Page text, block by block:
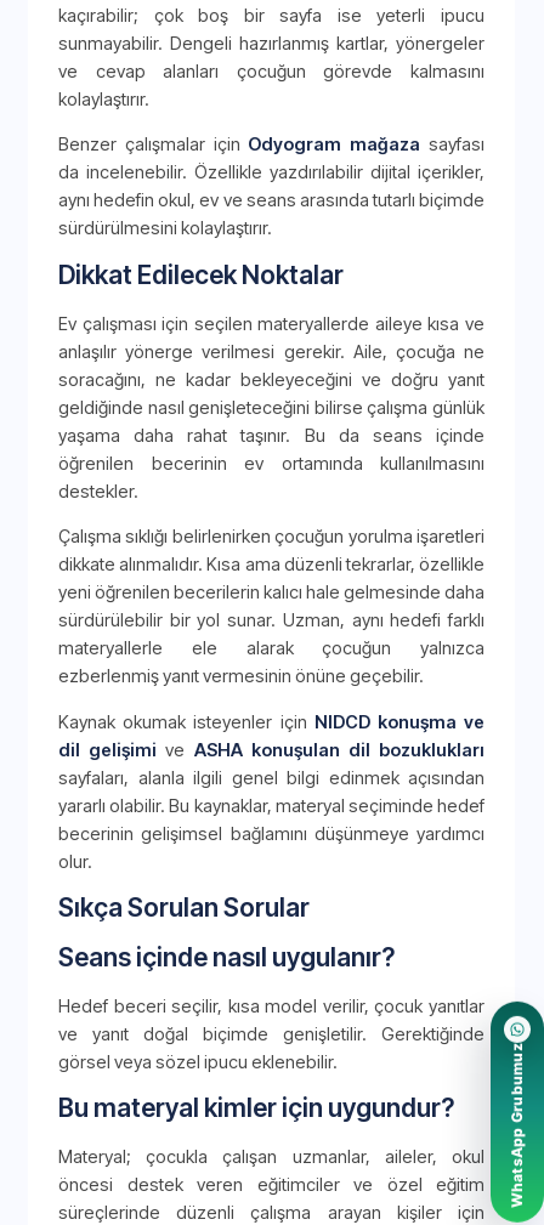
kaçırabilir; çok boş bir sayfa ise yeterli ipucu
sunmayabilir. Dengeli hazırlanmış kartlar, yönergeler
ve cevap alanları çocuğun görevde kalmasını
kolaylaştırır.
Benzer çalışmalar için Odyogram mağaza sayfası
da incelenebilir. Özellikle yazdırılabilir dijital içerikler,
aynı hedefin okul, ev ve seans arasında tutarlı biçimde
sürdürülmesini kolaylaştırır.
Dikkat Edilecek Noktalar
Ev çalışması için seçilen materyallerde aileye kısa ve
anlaşılır yönerge verilmesi gerekir. Aile, çocuğa ne
soracağını, ne kadar bekleyeceğini ve doğru yanıt
geldiğinde nasıl genişleteceğini bilirse çalışma günlük
yaşama daha rahat taşınır. Bu da seans içinde
öğrenilen becerinin ev ortamında kullanılmasını
destekler.
Çalışma sıklığı belirlenirken çocuğun yorulma işaretleri
dikkate alınmalıdır. Kısa ama düzenli tekrarlar, özellikle
yeni öğrenilen becerilerin kalıcı hale gelmesinde daha
sürdürülebilir bir yol sunar. Uzman, aynı hedefi farklı
materyallerle ele alarak çocuğun yalnızca
ezberlenmiş yanıt vermesinin önüne geçebilir.
Kaynak okumak isteyenler için NIDCD konuşma ve
dil gelişimi ve ASHA konuşulan dil bozuklukları
sayfaları, alanla ilgili genel bilgi edinmek açısından
yararlı olabilir. Bu kaynaklar, materyal seçiminde hedef
becerinin gelişimsel bağlamını düşünmeye yardımcı
olur.
Sıkça Sorulan Sorular
Seans içinde nasıl uygulanır?
Hedef beceri seçilir, kısa model verilir, çocuk yanıtlar
ve yanıt doğal biçimde genişletilir. Gerektiğinde
görsel veya sözel ipucu eklenebilir.
Bu materyal kimler için uygundur?
Materyal; çocukla çalışan uzmanlar, aileler, okul
öncesi destek veren eğitimciler ve özel eğitim
süreçlerinde düzenli çalışma arayan kişiler için
WhatsApp Grubumuz